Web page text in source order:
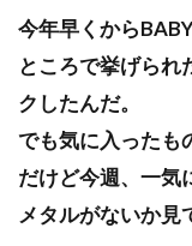
今年早くから
ところで挙げられ
クしたんだ。
でも気に入ったも
だけど今週、一気
メタルがないか見